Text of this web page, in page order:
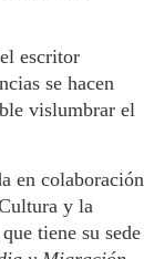
escritor
se hacen
vislumbrar el
en colaboración
y la
tiene su sede